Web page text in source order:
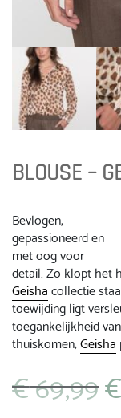
BLOUSE –
Bevlogen,
gepassioneerd en
met oog voor
detail. Zo klopt het
Geishacollectie
toewijding ligt
toegankelijkheid
thuiskomen;Geisha
€69,99 prijs
€